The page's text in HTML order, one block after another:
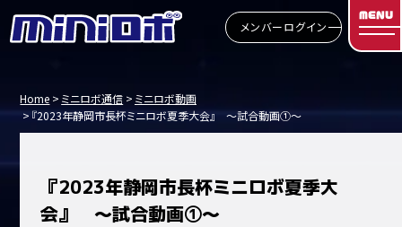
メンバーログイン
MENU
Home ミニロボ通信
ミニロボ動画
『2023年静岡市長杯ミニロボ夏季大会』 ～試合動画①～
『2023年静岡市長杯ミニロボ夏季大
会』 ～試合動画①～